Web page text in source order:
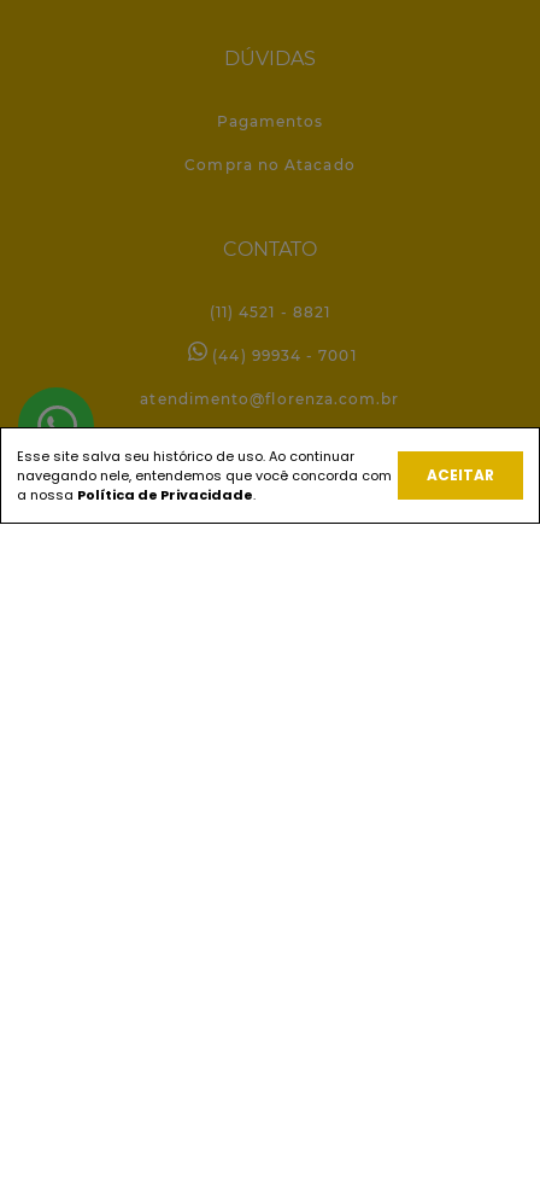
DÚVIDAS
Pagamentos
Compra no Atacado
CONTATO
(11) 4521 - 8821
(44) 99934 - 7001
atendimento@florenza.com.br
REDES SOCIAIS
Esse site salva seu histórico de uso. Ao continuar
navegando nele, entendemos que você concorda com
a nossa Política de Privacidade.
ACEITAR